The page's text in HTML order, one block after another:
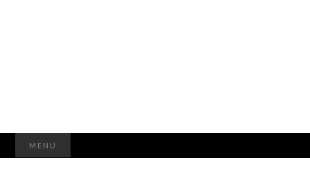
MENU